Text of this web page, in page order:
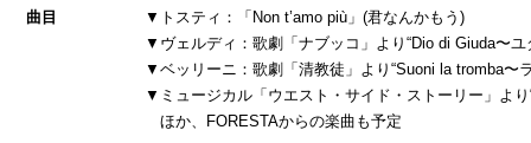
曲目
▼トスティ：「Non t’amo più」(君なんかもう)
▼ヴェルディ：歌劇「ナブッコ」より“Dio di Giuda〜ユ
▼ベッリーニ：歌劇「清教徒」より“Suoni la tromba〜
▼ミュージカル「ウエスト・サイド・ストーリー」よ
ほか、FORESTAからの楽曲も予定